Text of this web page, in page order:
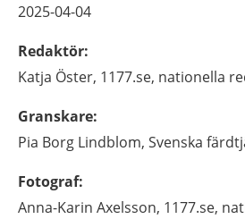
2025-04-04
Redaktör:
Katja Öster, 1177.se, nationella
Granskare:
Pia Borg Lindblom, Svenska
Fotograf:
Anna-Karin Axelsson, 1177.se,